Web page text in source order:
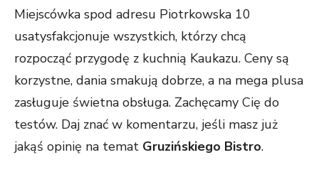
Miejscówka spod adresu Piotrkowska 10
usatysfakcjonuje wszystkich, którzy chcą
rozpocząć przygodę z kuchnią Kaukazu. Ceny są
korzystne, dania smakują dobrze, a na mega plusa
zasługuje świetna obsługa. Zachęcamy Cię do
testów. Daj znać w komentarzu, jeśli masz już
jakąś opinię na temat Gruzińskiego Bistro.